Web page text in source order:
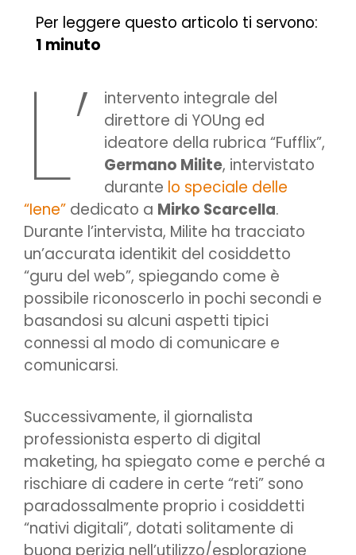
Per leggere questo articolo ti servono:
1 minuto
L’
intervento integrale del
direttore di YOUng ed
ideatore della rubrica “Fufflix”,
Germano Milite, intervistato
durante lo speciale delle
“Iene” dedicato a Mirko Scarcella.
Durante l’intervista, Milite ha tracciato
un’accurata identikit del cosiddetto
“guru del web”, spiegando come è
possibile riconoscerlo in pochi secondi e
basandosi su alcuni aspetti tipici
connessi al modo di comunicare e
comunicarsi.
Successivamente, il giornalista
professionista esperto di digital
maketing, ha spiegato come e perché a
rischiare di cadere in certe “reti” sono
paradossalmente proprio i cosiddetti
“nativi digitali”, dotati solitamente di